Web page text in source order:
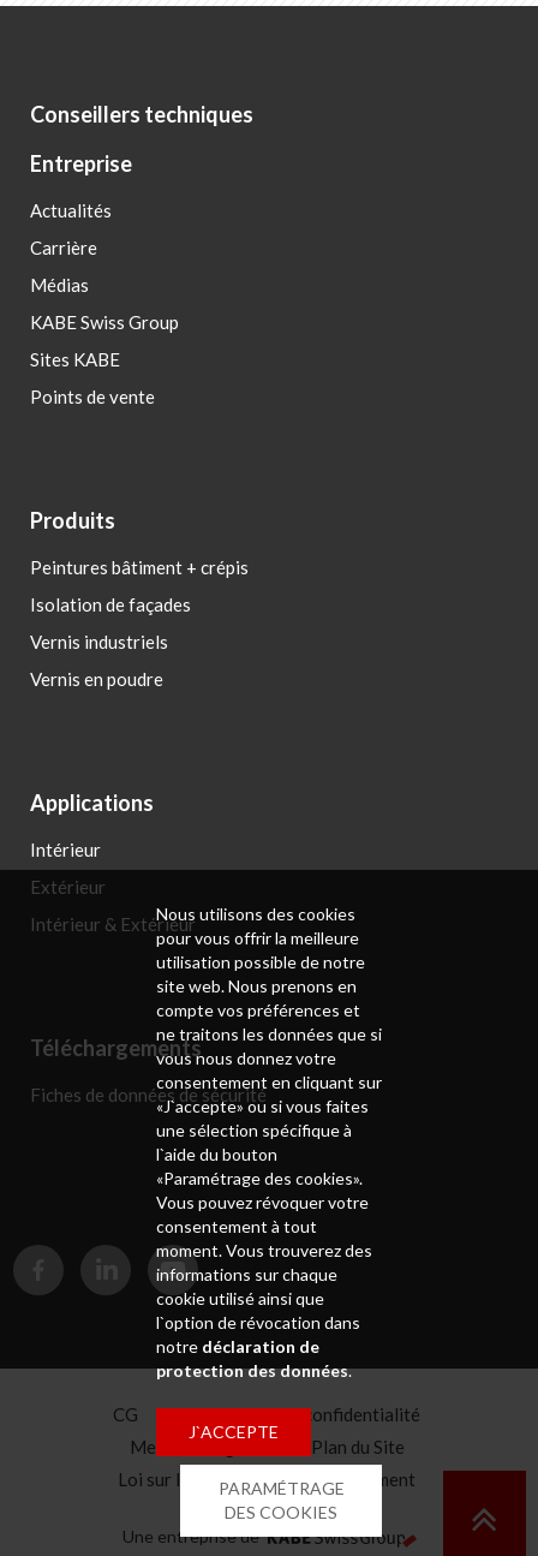
Conseillers techniques
Entreprise
Actualités
Carrière
Médias
KABE Swiss Group
Sites KABE
Points de vente
Produits
Peintures bâtiment + crépis
Isolation de façades
Vernis industriels
Vernis en poudre
Applications
Intérieur
Extérieur
Intérieur & Extérieur
Téléchargements
Fiches de données de sécurité
CG
Déclaration de confidentialité
Mentions légales
Plan du Site
Loi sur la chaîne d'approvisionnement
Caisse de pension
Une entreprise de
Nous utilisons des cookies
pour vous offrir la meilleure
utilisation possible de notre
site web. Nous prenons en
compte vos préférences et
ne traitons les données que si
vous nous donnez votre
consentement en cliquant sur
«J`accepte» ou si vous faites
une sélection spécifique à
l`aide du bouton
«Paramétrage des cookies».
Vous pouvez révoquer votre
consentement à tout
moment. Vous trouverez des
informations sur chaque
cookie utilisé ainsi que
l`option de révocation dans
notre déclaration de
protection des données.
J`ACCEPTE
PARAMÉTRAGE
DES COOKIES